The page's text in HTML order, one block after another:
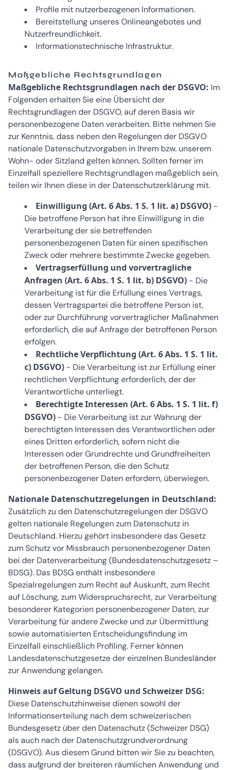
Profile mit nutzerbezogenen Informationen.
Bereitstellung unseres Onlineangebotes und
Nutzerfreundlichkeit.
Informationstechnische Infrastruktur.
Maßgebliche Rechtsgrundlagen
Maßgebliche Rechtsgrundlagen nach der DSGVO: Im
Folgenden erhalten Sie eine Übersicht der
Rechtsgrundlagen der DSGVO, auf deren Basis wir
personenbezogene Daten verarbeiten. Bitte nehmen Sie
zur Kenntnis, dass neben den Regelungen der DSGVO
nationale Datenschutzvorgaben in Ihrem bzw. unserem
Wohn- oder Sitzland gelten können. Sollten ferner im
Einzelfall speziellere Rechtsgrundlagen maßgeblich sein,
teilen wir Ihnen diese in der Datenschutzerklärung mit.
Einwilligung (Art. 6 Abs. 1 S. 1 lit. a) DSGVO) -
Die betroffene Person hat ihre Einwilligung in die
Verarbeitung der sie betreffenden
personenbezogenen Daten für einen spezifischen
Zweck oder mehrere bestimmte Zwecke gegeben.
Vertragserfüllung und vorvertragliche
Anfragen (Art. 6 Abs. 1 S. 1 lit. b) DSGVO) - Die
Verarbeitung ist für die Erfüllung eines Vertrags,
dessen Vertragspartei die betroffene Person ist,
oder zur Durchführung vorvertraglicher Maßnahmen
erforderlich, die auf Anfrage der betroffenen Person
erfolgen.
Rechtliche Verpflichtung (Art. 6 Abs. 1 S. 1 lit.
c) DSGVO) - Die Verarbeitung ist zur Erfüllung einer
rechtlichen Verpflichtung erforderlich, der der
Verantwortliche unterliegt.
Berechtigte Interessen (Art. 6 Abs. 1 S. 1 lit. f)
DSGVO) - Die Verarbeitung ist zur Wahrung der
berechtigten Interessen des Verantwortlichen oder
eines Dritten erforderlich, sofern nicht die
Interessen oder Grundrechte und Grundfreiheiten
der betroffenen Person, die den Schutz
personenbezogener Daten erfordern, überwiegen.
Nationale Datenschutzregelungen in Deutschland:
Zusätzlich zu den Datenschutzregelungen der DSGVO
gelten nationale Regelungen zum Datenschutz in
Deutschland. Hierzu gehört insbesondere das Gesetz
zum Schutz vor Missbrauch personenbezogener Daten
bei der Datenverarbeitung (Bundesdatenschutzgesetz –
BDSG). Das BDSG enthält insbesondere
Spezialregelungen zum Recht auf Auskunft, zum Recht
auf Löschung, zum Widerspruchsrecht, zur Verarbeitung
besonderer Kategorien personenbezogener Daten, zur
Verarbeitung für andere Zwecke und zur Übermittlung
sowie automatisierten Entscheidungsfindung im
Einzelfall einschließlich Profiling. Ferner können
Landesdatenschutzgesetze der einzelnen Bundesländer
zur Anwendung gelangen.
Hinweis auf Geltung DSGVO und Schweizer DSG:
Diese Datenschutzhinweise dienen sowohl der
Informationserteilung nach dem schweizerischen
Bundesgesetz über den Datenschutz (Schweizer DSG)
als auch nach der Datenschutzgrundverordnung
(DSGVO). Aus diesem Grund bitten wir Sie zu beachten,
dass aufgrund der breiteren räumlichen Anwendung und